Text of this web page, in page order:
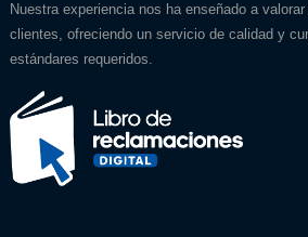
Nuestra experiencia nos ha enseñado a
clientes, ofreciendo un servicio de calidad y
estándares requeridos.